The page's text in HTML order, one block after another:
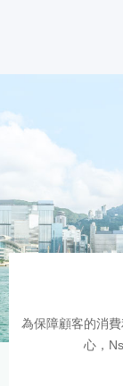
為保障顧客的消
心，